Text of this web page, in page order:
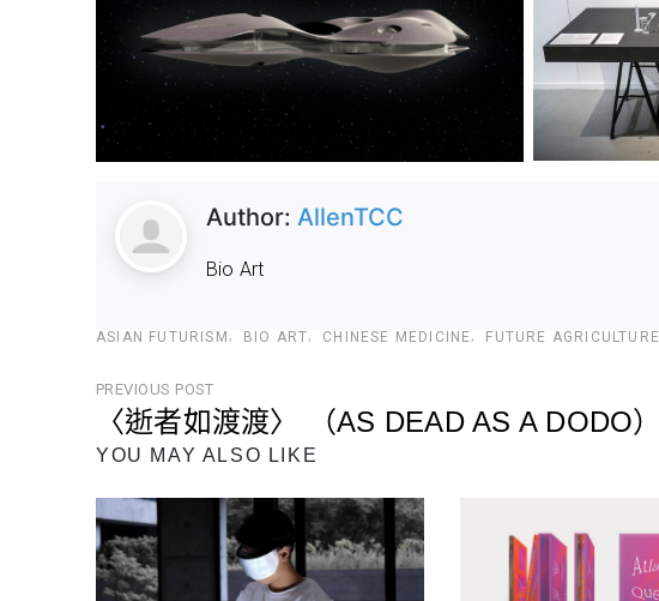
Author: AllenTCC
Bio Art
ASIAN FUTURISM BIO ART CHINESE MEDICINE FUTURE AGRICULTURE
文
章
覽
PREVIOUS POST
〈逝者如渡渡〉 （AS DEAD AS A DODO）
Previous
YOU MAY ALSO LIKE